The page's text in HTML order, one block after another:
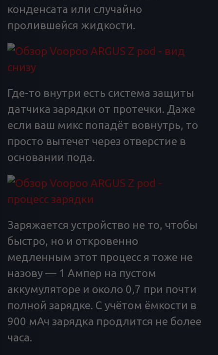
конденсата или случайно
пролившейся жидкости.
Где-то внутри есть система защиты
датчика зарядки от протечки. Даже
если ваш микс попадёт вовнутрь, то
просто вытечет через отверстие в
основании пода.
Заряжается устройство не то, чтобы
быстро, но и откровенно
медленным этот процесс я тоже не
назову — 1 Ампер на пустом
аккумуляторе и около 0,7 при почти
полной зарядке. С учётом ёмкости в
900 мАч зарядка продлится не более
часа.